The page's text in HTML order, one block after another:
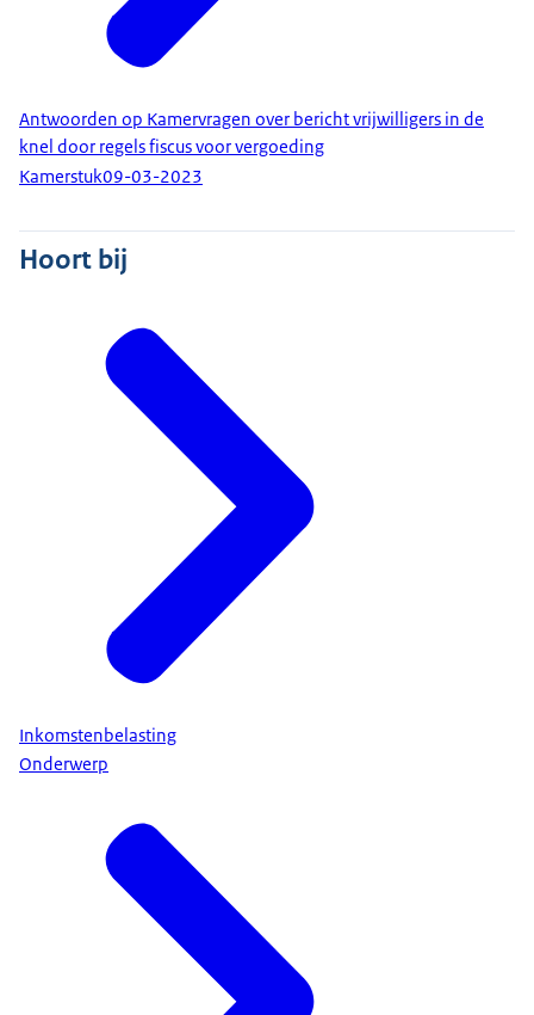
Antwoorden op Kamervragen over bericht vrijwilligers in de
knel door regels fiscus voor vergoeding
Kamerstuk09-03-2023
Hoort bij
Inkomstenbelasting
Onderwerp